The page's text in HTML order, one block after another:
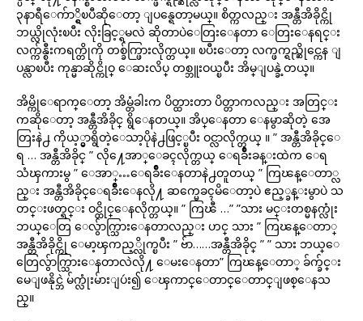
၃နာရီေက်ာ္ရွိၿပီဆိုေတာ့ ျပန္ရေတာ့မယ္။ စိတ္ကလည္း အန္တီအိခိုင္ကို
ဘယ္လိုလုံးၿပီး လိုးခြင့္ရမလဲ ဆိုတာပဲေတြးေနတာ ေတြးေနရင္း
လက္က်န္စီးကရက္တိုကို တစ္ခ်က္ဖြားလိုက္တယ္။ ၿပီးေတာ့ လက္ဖက္ရည္ဆိုင္ကေန ျ
ပန္လာၿပီး ကုန္မာဆိုင္ကိုဝ္ ေဆးလိပ္ တစ္ဘူးဝယ္ၿပီး အိမ္ျပန္ခဲ့တယ္။
အိမ္ကိုေရာက္ေတာ့ အိမ္တံခါးက ပိတ္ထားတာ ပိတ္တာကလည္း အတြင္း
ကဆိုေတာ့ အန္တီအိခိုင္ ရွိေနတယ္။ အိပ္ေနတာ ေနမွာဆိုတဲ့ အေ
တြးနဲ႕ ကိုယ့္မွာရွိတဲ့ေသာ့ပိုနဲ႕ဖြင့္ၿပီး ဝင္လာလိုက္တယ္ ။ ” အန္တီအိခိုင္ေ
ရ … အန္တီအိခိုင္ ” လို႔ေအာ္ေခၚလိုက္တယ္ ေရခ်ိဳးခန္းထဲက ေရ
သံၾကားမွ ” ေအာ္…ေရခ်ိဳးေနတာနဲ႕တူတယ္ ” ကြၽန္ေတာ္လ
ည္း အန္တီအိခိုင္ေရခ်ိဳးေနလို႔ ဆက္မေခၚမိေတာ့ပဲ ဧည့္ခန္းမွာပဲ သ
တင္းဖတ္ရင္း ဝင္ထိုင္ေနလိုက္တယ္။ ” ကြၽီ …” ”သား မင္းတစ္မနက္လုံး
ဘယ္ေတြ ေလွ်ာက္သြားေနတာလည္း ဟင္ သား ” ကြၽန္ေတာ္
အန္တီအိခိုင္ကို ေမာ့ၾကည့္လိုက္ၿပီး ” ဗ်ာ……အန္တီအိခိုင္ ” ” သား ဘယ္ေ
တြေလွ်ာက္သြားေနတာလဲလို႔ ေမးေနတာ” ကြၽန္ေတာ္ ခ်က္ခ်င္း
မေျဖနိုင္ဘဲ မ်က္လုံးမ်ားျပဴး၍ ေၾကာင္ေတာင္ေတာင္ျဖစ္ေနသ
ည္။